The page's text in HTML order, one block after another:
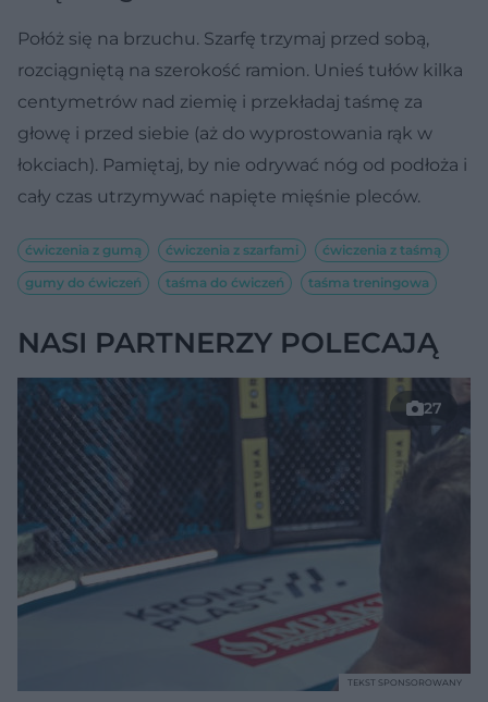
Połóż się na brzuchu. Szarfę trzymaj przed sobą,
rozciągniętą na szerokość ramion. Unieś tułów kilka
centymetrów nad ziemię i przekładaj taśmę za
głowę i przed siebie (aż do wyprostowania rąk w
łokciach). Pamiętaj, by nie odrywać nóg od podłoża i
cały czas utrzymywać napięte mięśnie pleców.
ćwiczenia z gumą ćwiczenia z szarfami
ćwiczenia z taśmą
gumy do ćwiczeń
taśma do ćwiczeń taśma treningowa
NASI PARTNERZY POLECAJĄ
27
TEKST SPONSOROWANY